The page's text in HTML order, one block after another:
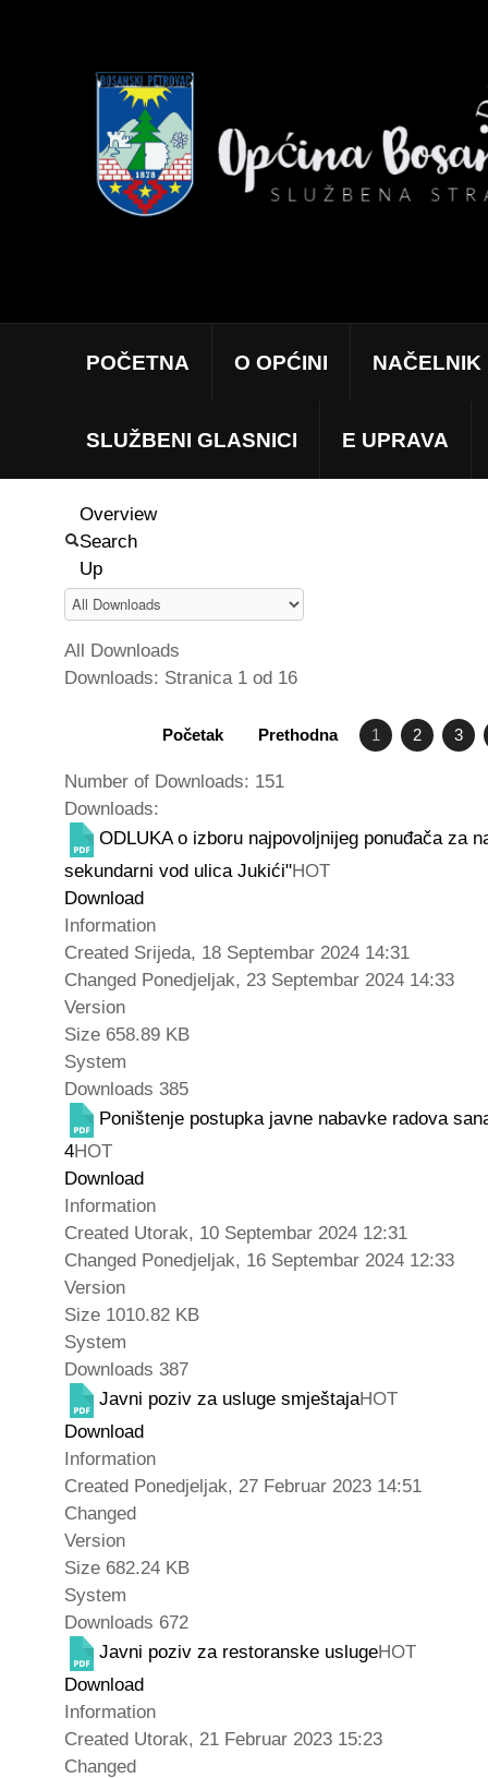
POČETNA O OPĆINI NAČELNIK
SLUŽBENI GLASNICI E UPRAVA
Overview
Search
Up
All Downloads
Downloads: Stranica 1 od 16
Početak Prethodna 1 2 3
Number of Downloads: 151
Downloads:
ODLUKA o izboru najpovoljnijeg ponuđača za
sekundarni vod ulica Jukići"HOT
Download
Information
Created Srijeda, 18 Septembar 2024 14:31
Changed Ponedjeljak, 23 Septembar 2024 14:33
Version
Size 658.89 KB
System
Downloads 385
Poništenje postupka javne nabavke radova
4HOT
Download
Information
Created Utorak, 10 Septembar 2024 12:31
Changed Ponedjeljak, 16 Septembar 2024 12:33
Version
Size 1010.82 KB
System
Downloads 387
Javni poziv za usluge smještajaHOT
Download
Information
Created Ponedjeljak, 27 Februar 2023 14:51
Changed
Version
Size 682.24 KB
System
Downloads 672
Javni poziv za restoranske uslugeHOT
Download
Information
Created Utorak, 21 Februar 2023 15:23
Changed